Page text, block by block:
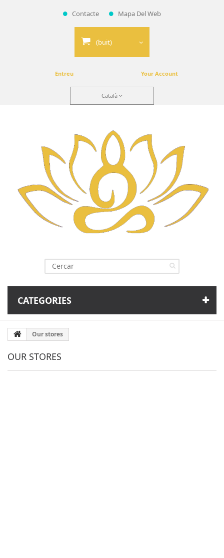
Contacte Mapa Del Web
(buit)
Entreu Your Account
Català
CATEGORIES
Our stores
OUR STORES